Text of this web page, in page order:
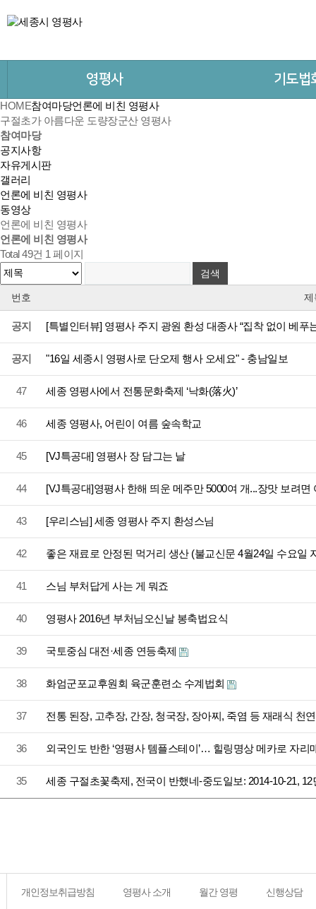
영평사 기도법
HOME참여마당언론에 비친 영평사
구절초가 아름다운 도량장군산 영평사
참여마당
공지사항
자유게시판
갤러리
언론에 비친 영평사
동영상
언론에 비친 영평사
언론에 비친 영평사
Total 49건 1 페이지
번호 제
공지 [특별인터뷰] 영평사 주지 광원 환성 대종사 “집착 없이 베푸
공지 "16일 세종시 영평사로 단오제 행사 오세요" - 충남일보
47 세종 영평사에서 전통문화축제 ‘낙화(落火)’
46 세종 영평사, 어린이 여름 숲속학교
45 [VJ특공대] 영평사 장 담그는 날
44 [VJ특공대]영평사 한해 띄운 메주만 5000여 개...장맛 보려면
43 [우리스님] 세종 영평사 주지 환성스님
42 좋은 재료로 안정된 먹거리 생산 (불교신문 4월24일 수요일
41 스님 부처답게 사는 게 뭐죠
40 영평사 2016년 부처님오신날 봉축법요식
39 국토중심 대전·세종 연등축제
38 화엄군포교후원회 육군훈련소 수계법회
37 전통 된장, 고추장, 간장, 청국장, 장아찌, 죽염 등 재래식
36 외국인도 반한 ‘영평사 템플스테이’… 힐링명상 메카로 자리
35 세종 구절초꽃축제, 전국이 반했네-중도일보: 2014-10-21, 12
개인정보취급방침 영평사 소개 월간 영평 신행상담